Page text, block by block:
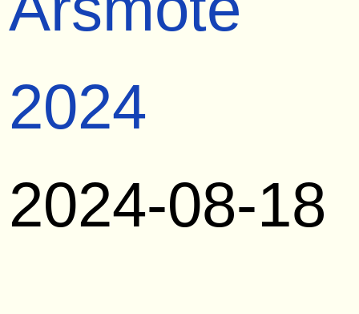
2024
2024-08-18